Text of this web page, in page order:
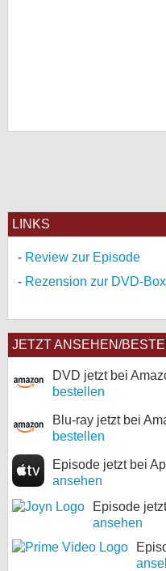
LINKS
Review zur Episode
Rezension zur DVD-
JETZT ANSEHEN/
DVD jetzt bei
bestellen
Blu-ray jetzt bei
bestellen
Episode jetzt bei
ansehen
Episode
ansehen